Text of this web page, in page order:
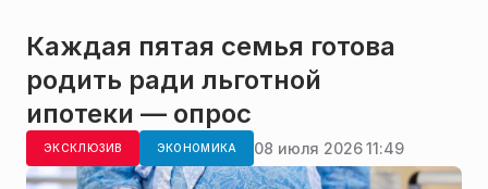
Каждая пятая семья готова
родить ради льготной
ипотеки — опрос
ЭКСКЛЮЗИВ ЭКОНОМИКА 08 июля 2026 11:49